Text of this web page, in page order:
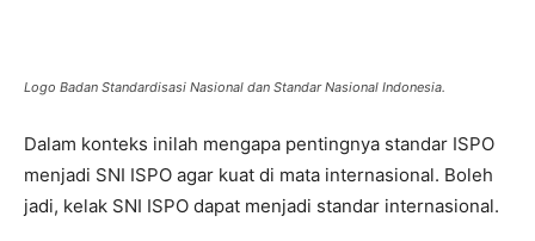
Logo Badan Standardisasi Nasional dan Standar Nasional Indonesia.
Dalam konteks inilah mengapa pentingnya standar ISPO
menjadi SNI ISPO agar kuat di mata internasional. Boleh
jadi, kelak SNI ISPO dapat menjadi standar internasional.